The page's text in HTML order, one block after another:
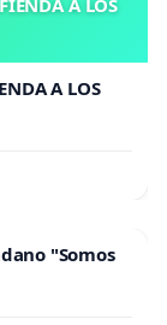
A LOS
"Somos